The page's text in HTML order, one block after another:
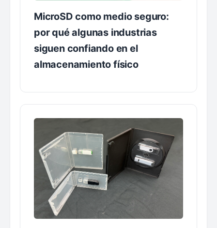
MicroSD como medio seguro:
por qué algunas industrias
siguen confiando en el
almacenamiento físico